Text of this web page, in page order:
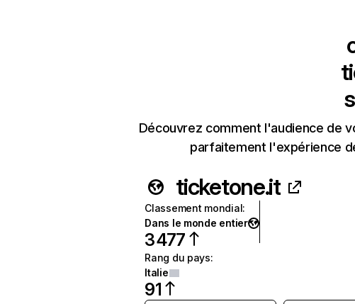
Découvrez comment l'audience de
parfaitement l'expérience
ticketone.it
Classement mondial:
Dans le monde entier
3 477
Rang du pays:
Italie
91